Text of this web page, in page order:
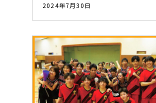
2024年7月30日